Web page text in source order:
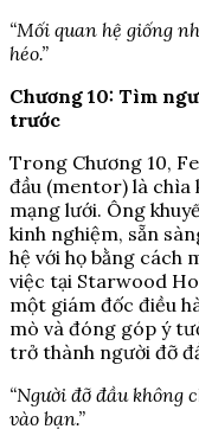
“Mối quan hệ giống
héo.”
Chương 10: Tìm
trước
Trong Chương 10,
đầu (mentor) là chìa
mạng lưới. Ông
kinh nghiệm, sẵn
hệ với họ bằng cách
việc tại Starwood
một giám đốc điều
mò và đóng góp ý
trở thành người đỡ
“Người đỡ đầu
vào bạn.”